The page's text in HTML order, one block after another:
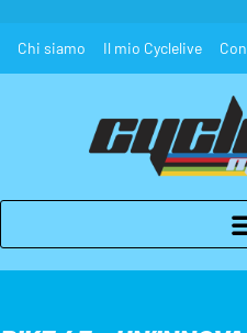
Chi siamo Il mio Cyclelive